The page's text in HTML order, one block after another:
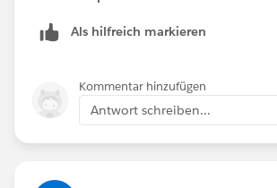
Als hilfreich markieren
Kommentar hinzufügen
Antwort schreiben...